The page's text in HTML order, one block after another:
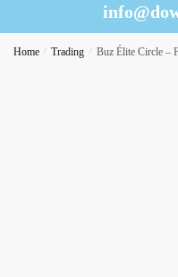
Home / Trading / Buz Élite Circle –